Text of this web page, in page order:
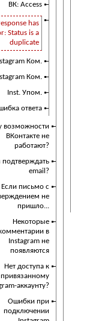
ВК: Access
has
Status is a
duplicate
Ком.
Ком.
Inst. Упом.
ответа
возможности
ВКонтакте не
работают?
подтверждать
email?
Если письмо с
не
пришло...
Некоторые
в
Instagram не
появляются
Нет доступа к
привязанному
аккаунту?
Ошибки при
подключении